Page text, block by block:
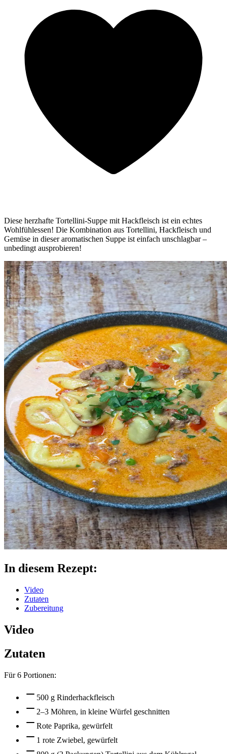
Diese herzhafte Tortellini-Suppe mit Hackfleisch ist ein echtes
Wohlfühlessen! Die Kombination aus Tortellini, Hackfleisch und
Gemüse in dieser aromatischen Suppe ist einfach unschlagbar –
unbedingt ausprobieren!
In diesem Rezept:
Video
Zutaten
Zubereitung
Video
Zutaten
Für6 Portionen:
500 g Rinderhackfleisch
2–3 Möhren, in kleine Würfel geschnitten
Rote Paprika, gewürfelt
1 rote Zwiebel, gewürfelt